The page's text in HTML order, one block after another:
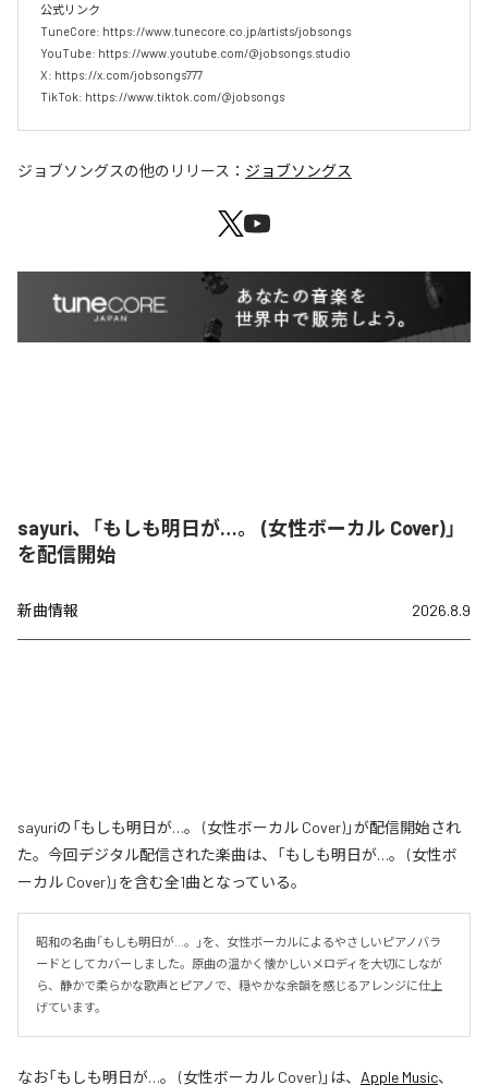
公式リンク
TuneCore: https://www.tunecore.co.jp/artists/jobsongs
YouTube: https://www.youtube.com/@jobsongs.studio
X: https://x.com/jobsongs777
TikTok: https://www.tiktok.com/@jobsongs
ジョブソングスの他のリリース： ジョブソングス
sayuri、「もしも明日が…。 (女性ボーカル Cover)」
を配信開始
新曲情報 2026.8.9
sayuriの「もしも明日が…。 (女性ボーカル Cover)」が配信開始され
た。今回デジタル配信された楽曲は、「もしも明日が…。 (女性ボ
ーカル Cover)」を含む全1曲となっている。
昭和の名曲「もしも明日が…。」を、女性ボーカルによるやさしいピアノバラ
ードとしてカバーしました。原曲の温かく懐かしいメロディを大切にしなが
ら、静かで柔らかな歌声とピアノで、穏やかな余韻を感じるアレンジに仕上
げています。
なお「もしも明日が…。 (女性ボーカル Cover)」は、 Apple Music、